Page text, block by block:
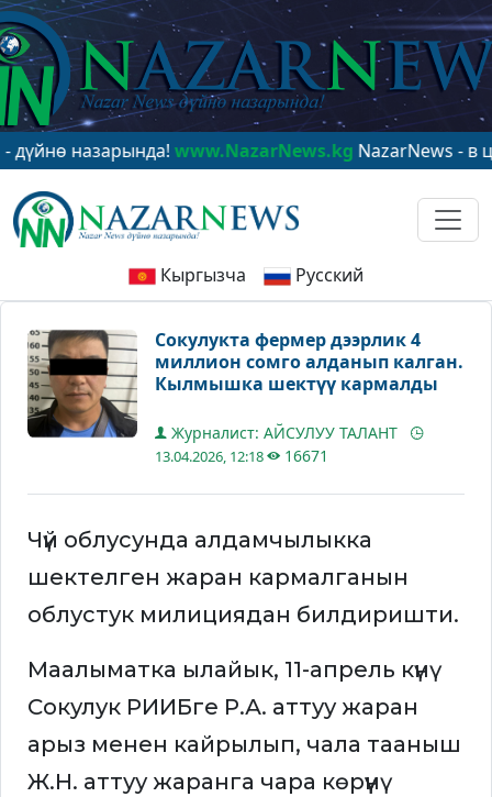
назарында!www.NazarNews.kgNazarNews - в центре
Кыргызча Русский
Сокулукта фермер дээрлик 4
миллион сомго алданып калган.
Кылмышка шектүү кармалды
Журналист: АЙСУЛУУ ТАЛАНТ
13.04.2026, 12:18 16671
Чүй облусунда алдамчылыкка
шектелген жаран кармалганын
облустук милициядан билдиришти.
Маалыматка ылайык, 11-апрель күнү
Сокулук РИИБге Р.А. аттуу жаран
арыз менен кайрылып, чала тааныш
Ж.Н. аттуу жаранга чара көрүүнү